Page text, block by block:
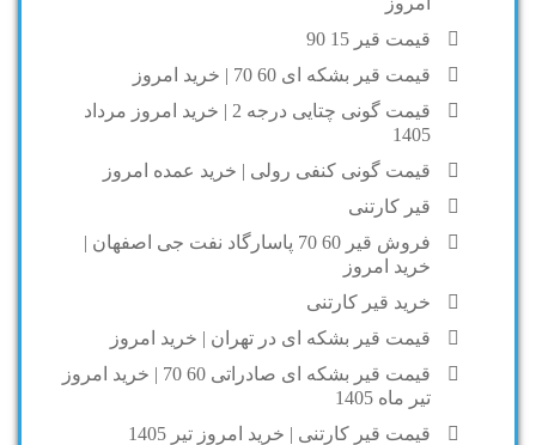
قیمت قیر 15 90
قیمت قیر بشکه ای 60 70 | خرید امروز
قیمت گونی چتایی درجه 2 | خرید امروز مرداد
1405
قیمت گونی کنفی رولی | خرید عمده امروز
قیر کارتنی
فروش قیر 60 70 پاسارگاد نفت جی اصفهان |
خرید امروز
خرید قیر کارتنی
قیمت قیر بشکه ای در تهران | خرید امروز
قیمت قیر بشکه ای صادراتی 60 70 | خرید امروز
تیر ماه 1405
قیمت قیر کارتنی | خرید امروز تیر 1405